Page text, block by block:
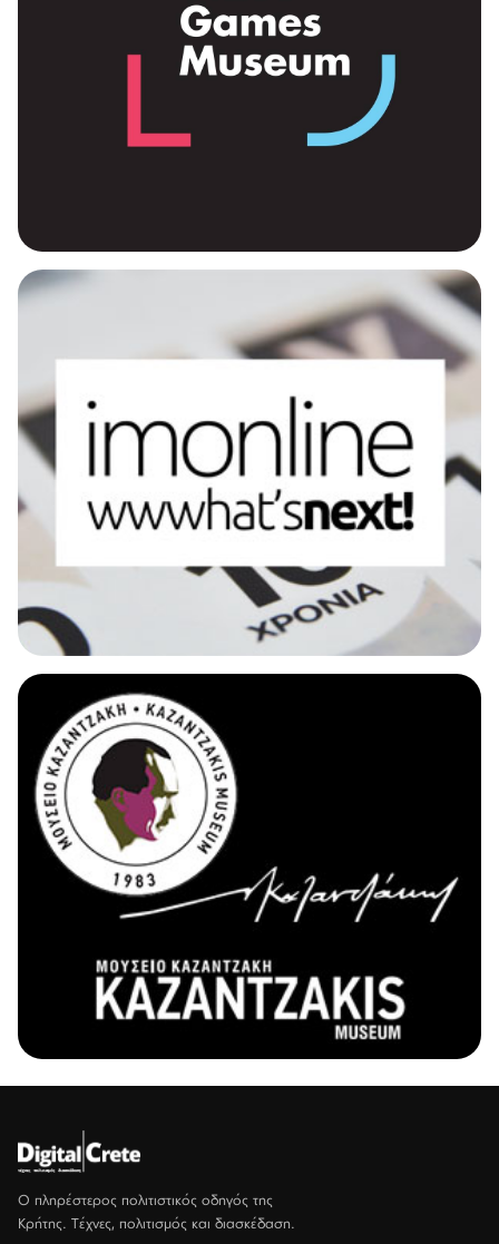
Ο πληρέστερος πολιτιστικός οδηγός της
Κρήτης. Τέχνες, πολιτισμός και διασκέδαση.